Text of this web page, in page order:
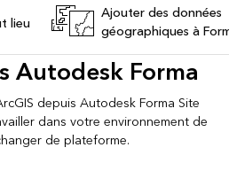
lieu
Ajouter des données
géographiques à
Autodesk Forma
depuis Autodesk Forma Site
dans votre environnement de
de plateforme.